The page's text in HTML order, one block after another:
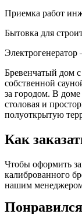
Приемка работ
Бытовка для
Бревенчатый дом
собственной
за городом. В
столовая и
полуоткрытую
Как
Чтобы оформить
калиброванного
нашим